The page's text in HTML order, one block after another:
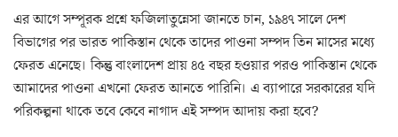
এর আগে সম্পূরক প্রশ্নে ফজিলাতুন্নেসা জানতে চান, ১৯৪৭ সালে দেশ
বিভাগের পর ভারত পাকিস্তান থেকে তাদের পাওনা সম্পদ তিন মাসের মধ্যে
ফেরত এনেছে। কিন্তু বাংলাদেশ প্রায় ৪৫ বছর হওয়ার পরও পাকিস্তান থেকে
আমাদের পাওনা এখনো ফেরত আনতে পারিনি। এ ব্যাপারে সরকারের যদি
পরিকল্পনা থাকে তবে কেবে নাগাদ এই সম্পদ আদায় করা হবে?